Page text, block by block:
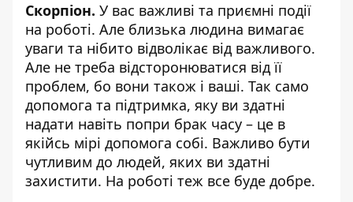
Скорпіон. У вас важливі та приємні події
на роботі. Але близька людина вимагає
уваги та нібито відволікає від важливого.
Але не треба відсторонюватися від її
проблем, бо вони також і ваші. Так само
допомога та підтримка, яку ви здатні
надати навіть попри брак часу – це в
якійсь мірі допомога собі. Важливо бути
чутливим до людей, яких ви здатні
захистити. На роботі теж все буде добре.